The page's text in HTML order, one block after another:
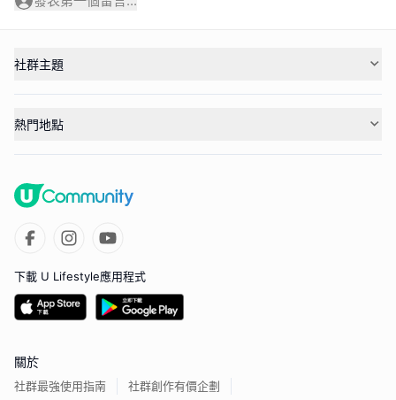
社群主題
熱門地點
下載 U Lifestyle應用程式
關於
社群最強使用指南 社群創作有價企劃